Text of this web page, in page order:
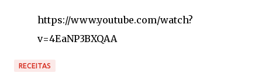
https://www.youtube.com/watch?
v=4EaNP3BXQAA
RECEITAS